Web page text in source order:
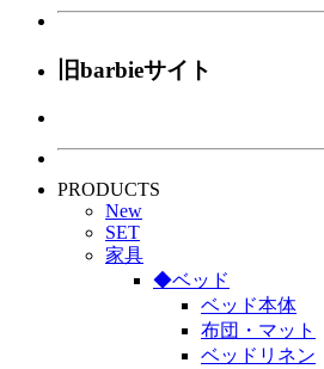
旧barbieサイト
PRODUCTS
New
SET
家具
◆ベッド
ベッド本体
布団・マット
ベッドリネン